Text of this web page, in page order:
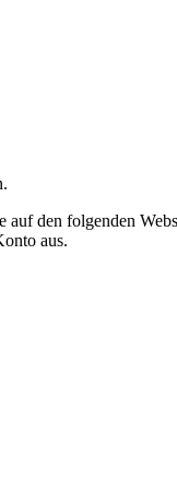
den folgenden
aus.